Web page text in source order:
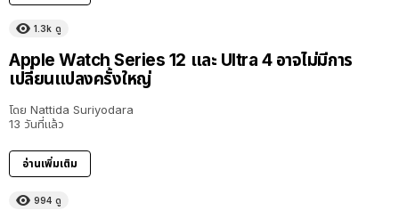
1.3k ดู
Apple Watch Series 12 และ Ultra 4 อาจไม่มีการ
เปลี่ยนแปลงครั้งใหญ่
โดย Nattida Suriyodara
13 วันที่แล้ว
อ่านเพิ่มเติม
994 ดู